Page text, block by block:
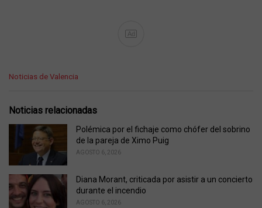
Ad
C
e
Noticias de Valencia
Noticias relacionadas
Polémica por el fichaje como chófer del sobrino
de la pareja de Ximo Puig
AGOSTO 6, 2026
Diana Morant, criticada por asistir a un concierto
durante el incendio
AGOSTO 6, 2026